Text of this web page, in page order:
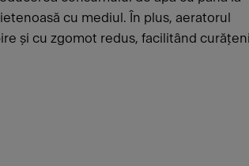
cu mediul. În plus, aeratorul
și cu zgomot redus, facilitând